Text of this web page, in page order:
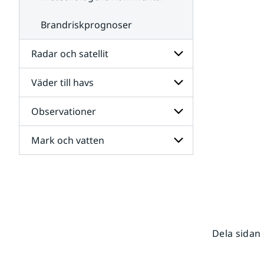
Brandriskprognoser
Radar och satellit
Undersidor
för
Radar
och
satellit
Väder till havs
Undersidor
för
Väder
till
havs
Observationer
Undersidor
för
Mark och vatten
Dela sidan